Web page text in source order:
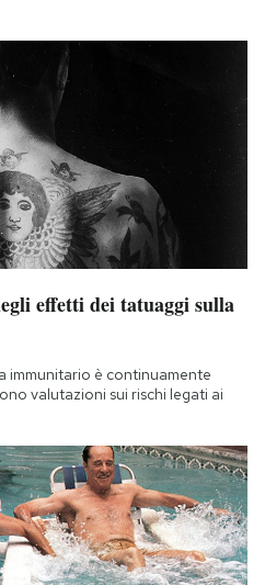
effetti dei tatuaggi sulla
immunitario è continuamente
valutazioni sui rischi legati ai